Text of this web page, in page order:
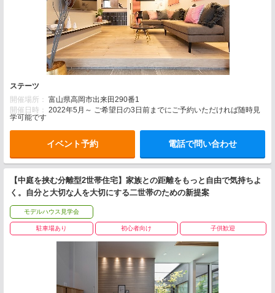
ステーツ
開催場所： 富山県高岡市出来田290番1
開催日時： 2022年5月～ ご希望日の3日前までにご予約いただければ随時見
学可能です
イベント予約 電話で問い合わせ
【中庭を挟む分離型2世帯住宅】家族との距離をもっと自由で気持ちよ
く。自分と大切な人を大切にする二世帯のための新提案
モデルハウス見学会
駐車場あり 初心者向け 子供歓迎